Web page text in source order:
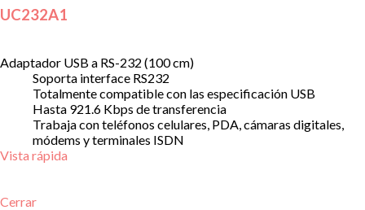
UC232A1
Adaptador USB a RS-232 (100 cm)
Soporta interface RS232
Totalmente compatible con las especificación USB
Hasta 921.6 Kbps de transferencia
Trabaja con teléfonos celulares, PDA, cámaras digitales,
módems y terminales ISDN
Vista rápida
Cerrar